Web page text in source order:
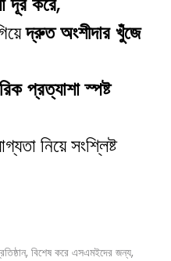
দ্রুতঅংশীদার খুঁজে
প্রত্যাশাস্পষ্ট
নিয়ে সংশ্লিষ্ট
বিশেষ করে এসএমইদের জন্য,